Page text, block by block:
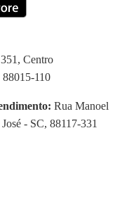
Centro
110
Rua Manoel
- SC, 88117-331